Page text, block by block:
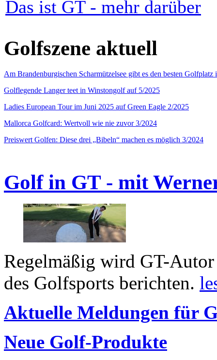
Das ist GT - mehr darüber
Golfszene aktuell
Am Brandenburgischen Scharmützelsee gibt es den besten
Golflegende Langer teet in Winstongolf auf 5/2025
Ladies European Tour im Juni 2025 auf Green Eagle 2/2025
Mallorca Golfcard: Wertvoll wie nie zuvor 3/2024
Preiswert Golfen: Diese drei „Bibeln“ machen es möglich 3/2024
Golf in GT - mit
Regelmäßig wird GT-
des Golfsports berichten.
Aktuelle Meldungen für
Neue Golf-Produkte